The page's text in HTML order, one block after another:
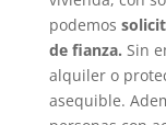
podemos
de fianza. Sin
alquiler o
asequible.